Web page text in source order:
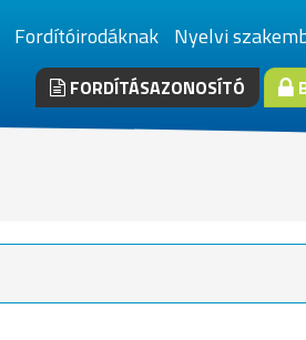
Fordítóirodáknak Nyelvi
FORDÍTÁSAZONOSÍTÓ